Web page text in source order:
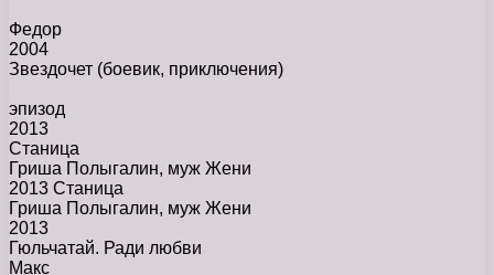
Федор
2004
Звездочет (боевик, приключения)
эпизод
2013
Станица
Гриша Полыгалин, муж Жени
2013 Станица
Гриша Полыгалин, муж Жени
2013
Гюльчатай. Ради любви
Макс